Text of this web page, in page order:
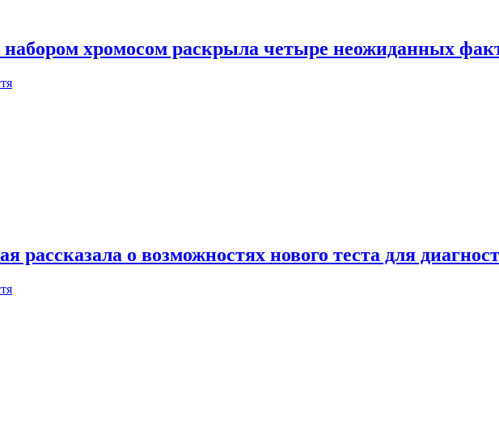
хромосом раскрыла четыре неожиданных
рассказала о возможностях нового теста для